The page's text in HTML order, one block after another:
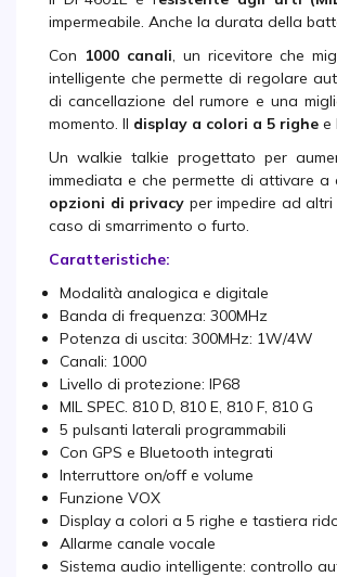
impermeabile. Anche la durata della
Con 1000 canali , un ricevitore che
intelligente che permette di regolare
di cancellazione del rumore e una
momento. Il display a colori a 5 righe e
Un walkie talkie progettato per
immediata e che permette di attivare
opzioni di privacy per impedire ad
caso di smarrimento o furto.
Caratteristiche:
Modalità analogica e digitale
Banda di frequenza: 300MHz
Potenza di uscita: 300MHz: 1W/4W
Canali: 1000
Livello di protezione: IP68
MIL SPEC. 810 D, 810 E, 810 F, 810 G
5 pulsanti laterali programmabili
Con GPS e Bluetooth integrati
Interruttore on/off e volume
Funzione VOX
Display a colori a 5 righe e tastiera
Allarme canale vocale
Sistema audio intelligente: controllo